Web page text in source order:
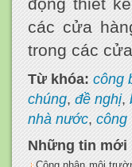
động thiết
các cửa
trong các
Từ khóa: công
chúng, đề nghị,
nhà nước, công
Những tin mới